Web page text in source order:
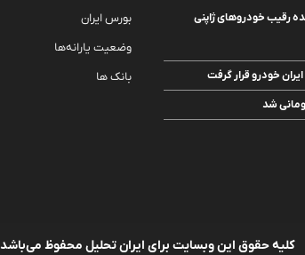
رقیب خودروهای ژاپنی
خودرو قرار گرفت
بورس ایران
وضعیت یارانه‌ها
بانک ها
کلیه حقوق این وبسایت برای ایران تحلیل محفوظ می‌باشد